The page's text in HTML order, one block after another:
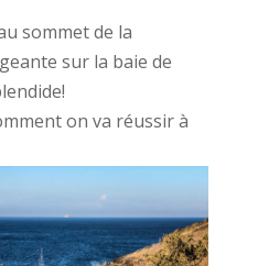
sommet de la
sur la baie de
on va réussir à